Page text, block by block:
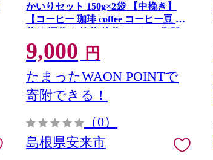
かいりセット 150g×2袋 【中挽き】
【コーヒー 珈琲 coffee コーヒー豆 中
煎り 深煎り 焙煎 焙煎コーヒー 珈琲
豆 オリジナル ブレンド 島根県 安来
市 ザ・クロドリコーヒー】【09-TK-
02】
9,000 円
たまったWAON POINTで
寄附できる！
（0）
島根県安来市